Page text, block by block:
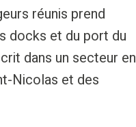
réunis prend
docks et du port du
dans un secteur en
Nicolas et des